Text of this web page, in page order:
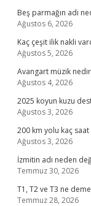
Beş parmağın adı
Ağustos 6, 2026
Kaç çeşit ilik nakli
Ağustos 5, 2026
Avangart müzik
Ağustos 4, 2026
2025 koyun kuzu
Ağustos 3, 2026
200 km yolu kaç saat
Ağustos 3, 2026
İzmitin adı neden
Temmuz 30, 2026
T1, T2 ve T3 ne
Temmuz 28, 2026